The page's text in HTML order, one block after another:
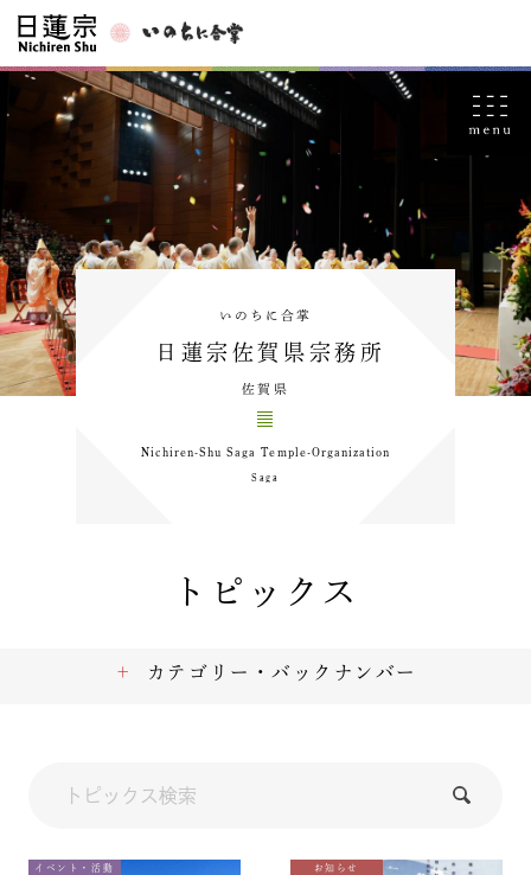
いのちに合掌
日蓮宗佐賀県宗務所
佐賀県
Nichiren-Shu Saga Temple-Organization
Saga
トピックス
イベント・活動 お知らせ
カテゴリー・バックナンバー